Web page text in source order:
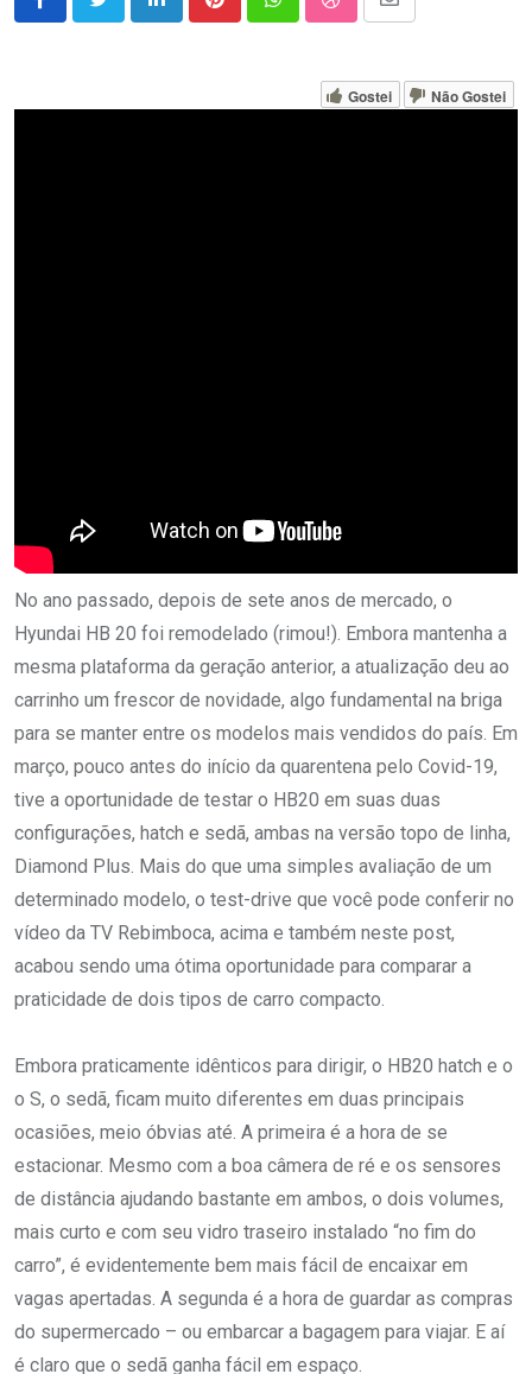
LinkedInPinterestWhatsappStumbleUpon
Share
Email
Gostei Não Gostei
No ano passado, depois de sete anos de mercado, o
Hyundai HB 20 foi remodelado (rimou!). Embora mantenha a
mesma plataforma da geração anterior, a atualização deu ao
carrinho um frescor de novidade, algo fundamental na briga
para se manter entre os modelos mais vendidos do país. Em
março, pouco antes do início da quarentena pelo Covid-19,
tive a oportunidade de testar o HB20 em suas duas
configurações, hatch e sedã, ambas na versão topo de linha,
Diamond Plus. Mais do que uma simples avaliação de um
determinado modelo, o test-drive que você pode conferir no
vídeo da TV Rebimboca, acima e também neste post,
acabou sendo uma ótima oportunidade para comparar a
praticidade de dois tipos de carro compacto.
Embora praticamente idênticos para dirigir, o HB20 hatch e o
o S, o sedã, ficam muito diferentes em duas principais
ocasiões, meio óbvias até. A primeira é a hora de se
estacionar. Mesmo com a boa câmera de ré e os sensores
de distância ajudando bastante em ambos, o dois volumes,
mais curto e com seu vidro traseiro instalado “no fim do
carro”, é evidentemente bem mais fácil de encaixar em
vagas apertadas. A segunda é a hora de guardar as compras
do supermercado – ou embarcar a bagagem para viajar. E aí
é claro que o sedã ganha fácil em espaço.